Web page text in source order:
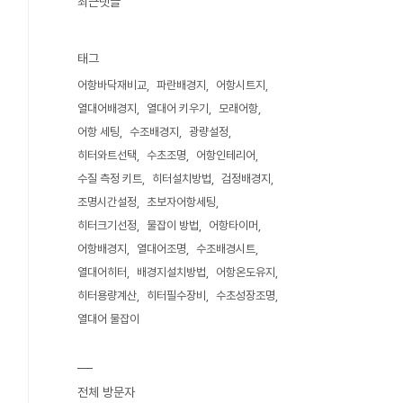
태그
어항바닥재비교 파란배경지
어항시트지
열대어배경지
열대어 키우기
모래어항
어항 세팅
수조배경지
광량설정
히터와트선택
수초조명
어항인테리어
수질 측정 키트
히터설치방법
검정배경지
조명시간설정
초보자어항세팅
히터크기선정
물잡이 방법
어항타이머
어항배경지
열대어조명
수조배경시트
열대어히터
배경지설치방법
어항온도유지
히터용량계산
히터필수장비
수초성장조명
열대어 물잡이
전체 방문자